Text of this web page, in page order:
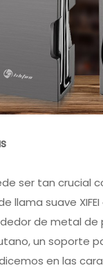
ser tan crucial
llama suave
de metal de
un soporte
en las